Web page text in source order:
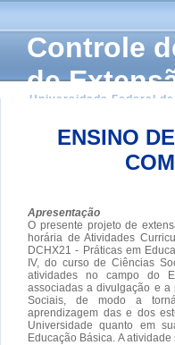
Controle
de
Universidade Federal
ENSINO
Apresentação
O presente projeto de
horária de Atividades
DCHX21 - Práticas em
IV, do curso de Ciências
atividades no campo do
associadas a divulgação e
Sociais, de modo a
aprendizagem das e dos
Universidade quanto em
Educação Básica. A